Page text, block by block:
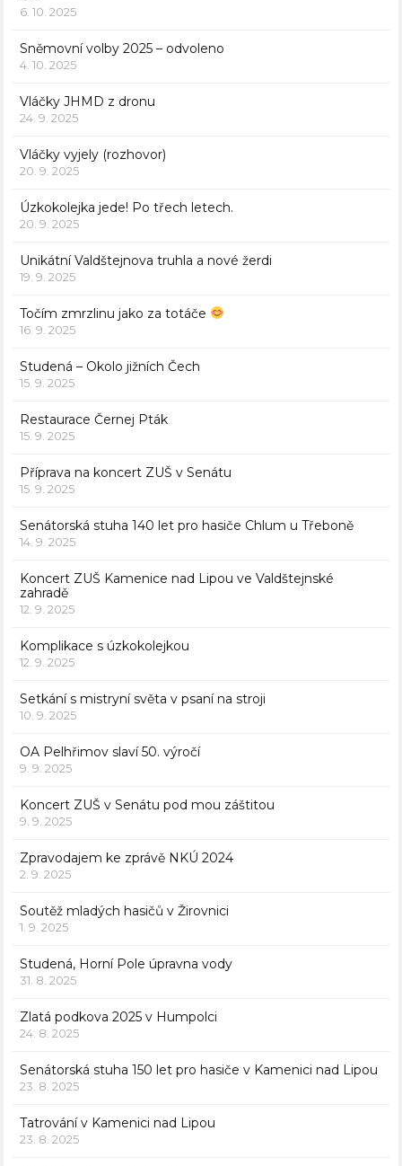
6. 10. 2025
Sněmovní volby 2025 – odvoleno
4. 10. 2025
Vláčky JHMD z dronu
24. 9. 2025
Vláčky vyjely (rozhovor)
20. 9. 2025
Úzkokolejka jede! Po třech letech.
20. 9. 2025
Unikátní Valdštejnova truhla a nové žerdi
19. 9. 2025
Točím zmrzlinu jako za totáče
16. 9. 2025
Studená – Okolo jižních Čech
15. 9. 2025
Restaurace Černej Pták
15. 9. 2025
Příprava na koncert ZUŠ v Senátu
15. 9. 2025
Senátorská stuha 140 let pro hasiče Chlum u Třeboně
14. 9. 2025
Koncert ZUŠ Kamenice nad Lipou ve Valdštejnské
zahradě
12. 9. 2025
Komplikace s úzkokolejkou
12. 9. 2025
Setkání s mistryní světa v psaní na stroji
10. 9. 2025
OA Pelhřimov slaví 50. výročí
9. 9. 2025
Koncert ZUŠ v Senátu pod mou záštitou
9. 9. 2025
Zpravodajem ke zprávě NKÚ 2024
2. 9. 2025
Soutěž mladých hasičů v Žirovnici
1. 9. 2025
Studená, Horní Pole úpravna vody
31. 8. 2025
Zlatá podkova 2025 v Humpolci
24. 8. 2025
Senátorská stuha 150 let pro hasiče v Kamenici nad Lipou
23. 8. 2025
Tatrování v Kamenici nad Lipou
23. 8. 2025